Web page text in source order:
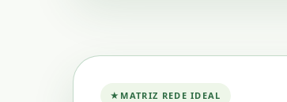
MATRIZ REDE IDEAL